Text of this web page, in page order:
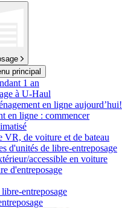
principal
1 an
à U-Haul
en ligne aujourd’hui!
en ligne : commencer
VR, de voiture et de bateau
d'unités de libre-entreposage
accessible en voiture
d'entreposage
entreposage